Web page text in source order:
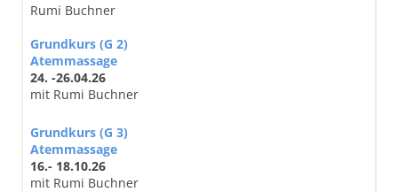
Rumi Buchner
Grundkurs (G 2)
Atemmassage
24. -26.04.26
mit Rumi Buchner
Grundkurs (G 3)
Atemmassage
16.- 18.10.26
mit Rumi Buchner